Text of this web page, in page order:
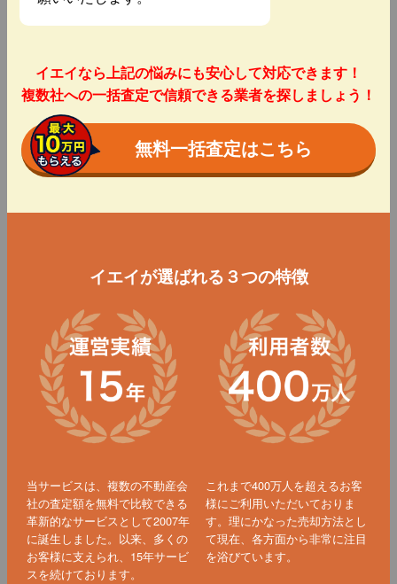
イエイなら上記の悩みにも安心して対応できます！
複数社への一括査定で信頼できる業者を探しましょう！
無料一括査定はこちら
イエイが選ばれる３つの特徴
当サービスは、複数の不動産会
社の査定額を無料で比較できる
革新的なサービスとして2007年
に誕生しました。以来、多くの
お客様に支えられ、15年サービ
スを続けております。
これまで400万人を超えるお客
様にご利用いただいておりま
す。理にかなった売却方法とし
て現在、各方面から非常に注目
を浴びています。